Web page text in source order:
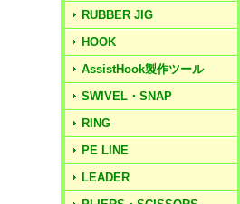
RUBBER JIG
HOOK
AssistHook製作ツール
SWIVEL・SNAP
RING
PE LINE
LEADER